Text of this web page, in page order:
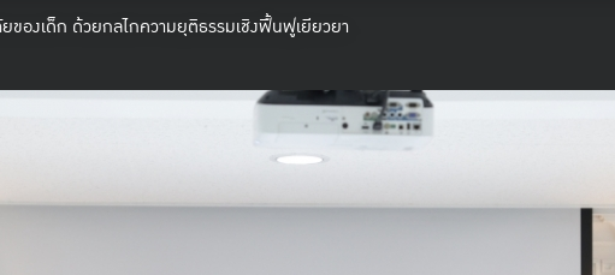
ของเด็ก ด้วยกลไกความยุติธรรมเชิงฟื้นฟูเยียวยา